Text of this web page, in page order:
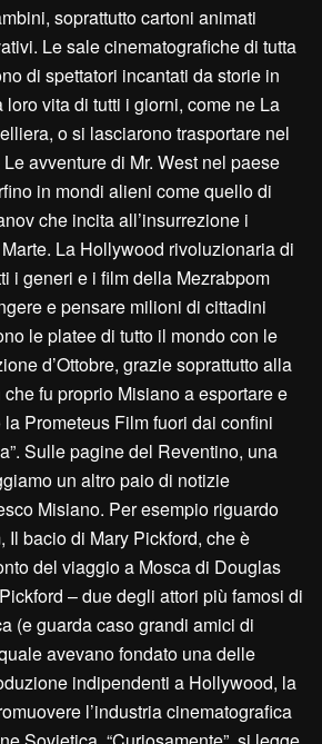
soprattutto cartoni animati
Le sale cinematografiche di tutta
di spettatori incantati da storie in
vita di tutti i giorni, come ne La
o si lasciarono trasportare nel
avventure di Mr. West nel paese
in mondi alieni come quello di
che incita all’insurrezione i
La Hollywood rivoluzionaria di
i generi e i film della Mezrabpom
e pensare milioni di cittadini
le platee di tutto il mondo con le
d’Ottobre, grazie soprattutto alla
fu proprio Misiano a esportare e
Prometeus Film fuori dai confini
Sulle pagine del Reventino, una
un altro paio di notizie
Misiano. Per esempio riguardo
Il bacio di Mary Pickford, che è
del viaggio a Mosca di Douglas
– due degli attori più famosi di
(e guarda caso grandi amici di
avevano fondato una delle
indipendenti a Hollywood, la
l’industria cinematografica